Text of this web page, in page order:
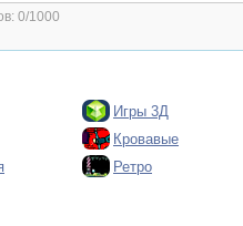
0/1000
Игры 3Д
Кровавые
Ретро